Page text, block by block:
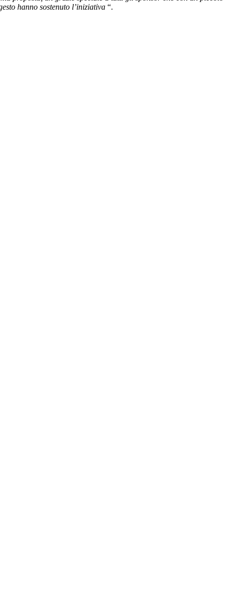
hanno sostenuto l’iniziativa “.